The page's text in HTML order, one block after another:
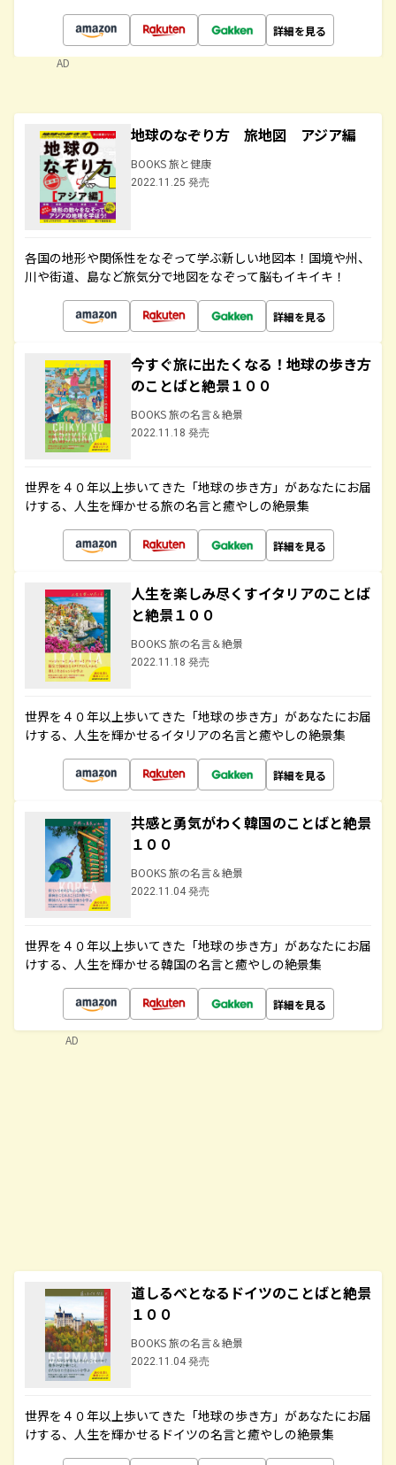
詳細を見る
AD
地球のなぞり方 旅地図 アジア編
BOOKS 旅と健康
2022.11.25 発売
各国の地形や関係性をなぞって学ぶ新しい地図本！国境や州、
川や街道、島など旅気分で地図をなぞって脳もイキイキ！
詳細を見る
今すぐ旅に出たくなる！地球の歩き方
のことばと絶景１００
BOOKS 旅の名言＆絶景
2022.11.18 発売
世界を４０年以上歩いてきた「地球の歩き方」があなたにお届
けする、人生を輝かせる旅の名言と癒やしの絶景集
詳細を見る
人生を楽しみ尽くすイタリアのことば
と絶景１００
BOOKS 旅の名言＆絶景
2022.11.18 発売
世界を４０年以上歩いてきた「地球の歩き方」があなたにお届
けする、人生を輝かせるイタリアの名言と癒やしの絶景集
詳細を見る
共感と勇気がわく韓国のことばと絶景
１００
BOOKS 旅の名言＆絶景
2022.11.04 発売
世界を４０年以上歩いてきた「地球の歩き方」があなたにお届
けする、人生を輝かせる韓国の名言と癒やしの絶景集
詳細を見る
道しるべとなるドイツのことばと絶景
１００
BOOKS 旅の名言＆絶景
2022.11.04 発売
世界を４０年以上歩いてきた「地球の歩き方」があなたにお届
けする、人生を輝かせるドイツの名言と癒やしの絶景集
AD